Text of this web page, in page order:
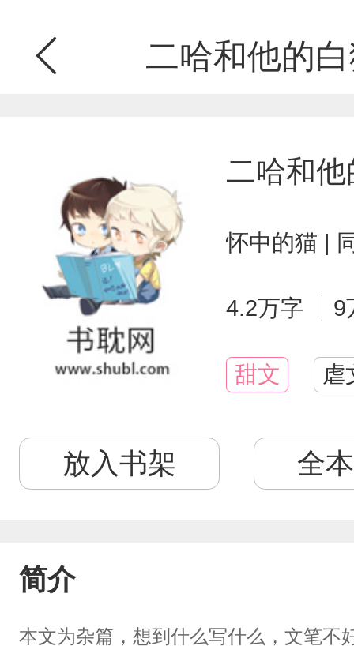
二哈和他的
二哈和
怀中的猫 |
4.2万字 9
甜文 虐
放入书架 全
简介
本文为杂篇，想到什么写什么，文笔不